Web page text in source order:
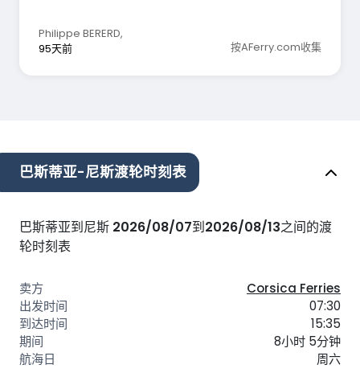
Philippe BERERD,
95天前
按AFerry.com收集
巴斯蒂亚-尼斯渡轮时刻表
巴斯蒂亚到尼斯 2026/08/07到2026/08/13之间的渡
轮时刻表
Corsica Ferries
07:30
15:35
8小时 5分钟
周六